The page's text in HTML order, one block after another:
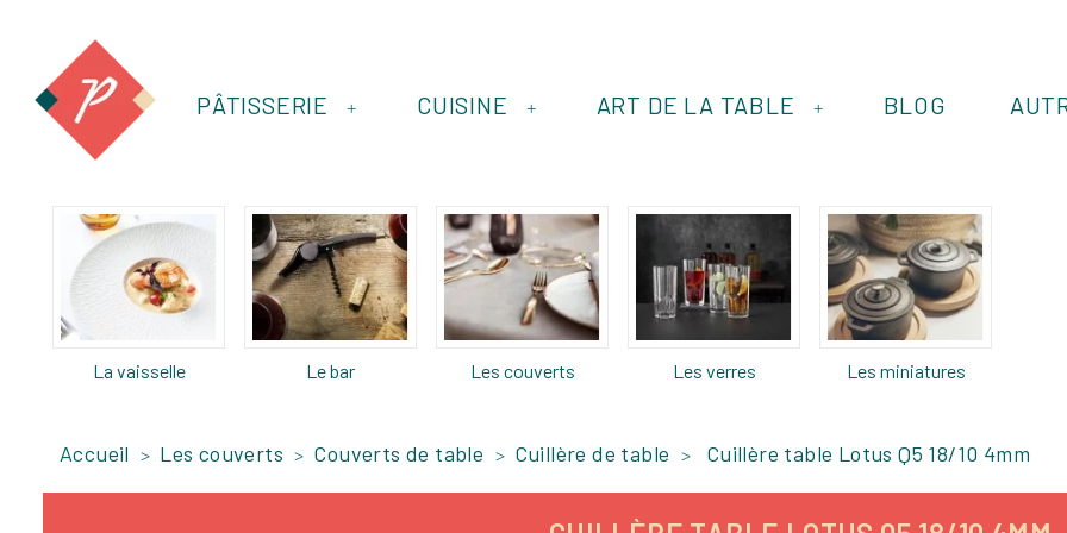
+
PÂTISSERIE +
CUISINE +
ART DE LA TABLE BLOG
La vaisselle Le bar Les couverts Les verres Les miniatures
Accueil Les couverts Couverts de table Cuillère de table Cuillère table Lotus Q5 18/10 4mm